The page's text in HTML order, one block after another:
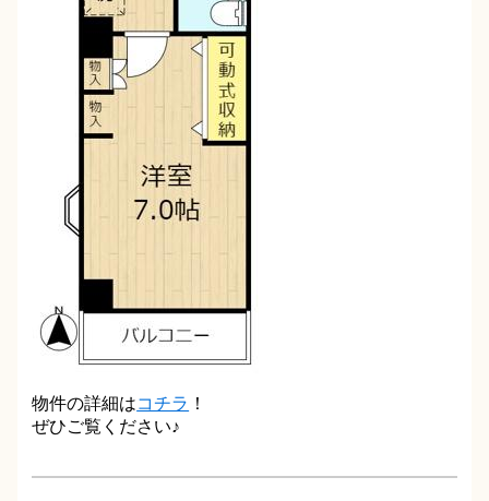
物件の詳細はコチラ ！
ぜひご覧ください♪